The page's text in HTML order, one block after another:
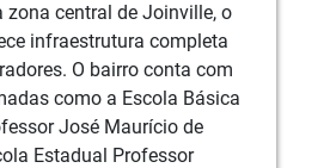
zona central de Joinville, o
infraestrutura completa
O bairro conta com
como a Escola Básica
José Maurício de
Estadual Professor